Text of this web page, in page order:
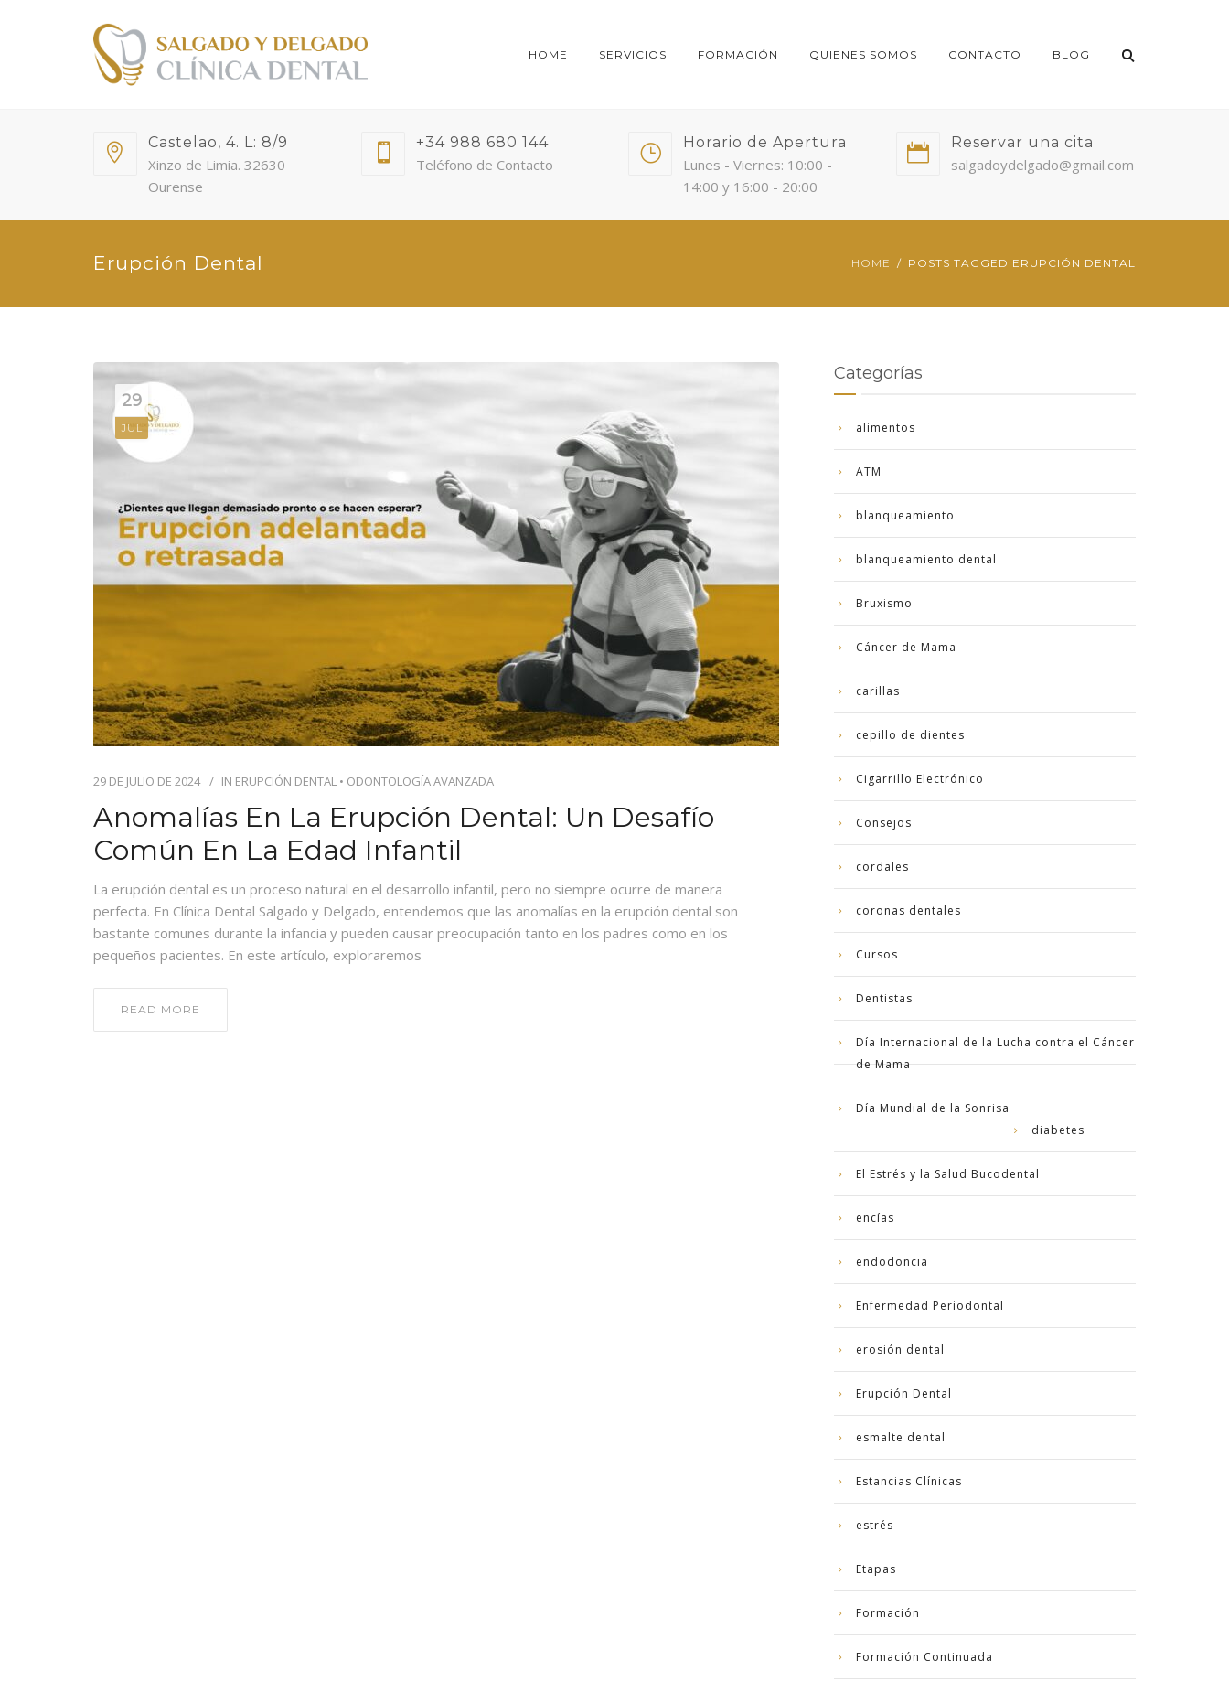
HOME SERVICIOS FORMACIÓN QUIENES SOMOS CONTACTO BLOG
Castelao, 4. L: 8/9
Xinzo de Limia. 32630
Ourense
+34 988 680 144
Teléfono de Contacto
Horario de Apertura
Lunes - Viernes: 10:00 -
14:00 y 16:00 - 20:00
Reservar una cita
salgadoydelgado@gmail.com
Erupción Dental HOME POSTS TAGGED ERUPCIÓN DENTAL
29
JUL
29 DE JULIO DE 2024 IN ERUPCIÓN DENTAL • ODONTOLOGÍA AVANZADA
Anomalías En La Erupción Dental: Un Desafío
Común En La Edad Infantil
La erupción dental es un proceso natural en el desarrollo infantil, pero no siempre ocurre de manera
perfecta. En Clínica Dental Salgado y Delgado, entendemos que las anomalías en la erupción dental son
bastante comunes durante la infancia y pueden causar preocupación tanto en los padres como en los
pequeños pacientes. En este artículo, exploraremos
READ MORE
Categorías
alimentos
ATM
blanqueamiento
blanqueamiento dental
Bruxismo
Cáncer de Mama
carillas
cepillo de dientes
Cigarrillo Electrónico
Consejos
cordales
coronas dentales
Cursos
Dentistas
Día Internacional de la Lucha contra el Cáncer
de Mama
Día Mundial de la Sonrisa
diabetes
El Estrés y la Salud Bucodental
encías
endodoncia
Enfermedad Periodontal
erosión dental
Erupción Dental
esmalte dental
Estancias Clínicas
estrés
Etapas
Formación
Formación Continuada